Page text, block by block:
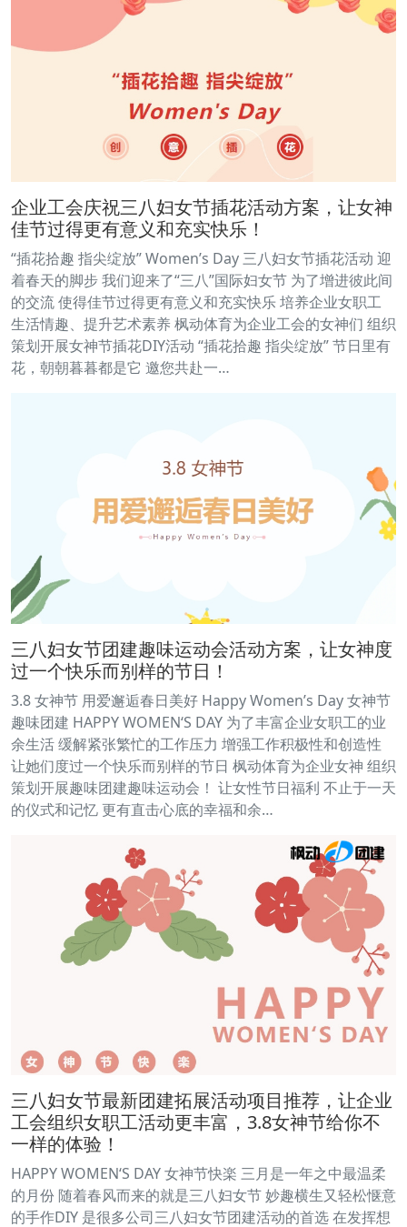
企业工会庆祝三八妇女节插花活动方案，让女神
佳节过得更有意义和充实快乐！
“插花拾趣 指尖绽放” Women’s Day 三八妇女节插花活动 迎
着春天的脚步 我们迎来了“三八”国际妇女节 为了增进彼此间
的交流 使得佳节过得更有意义和充实快乐 培养企业女职工
生活情趣、提升艺术素养 枫动体育为企业工会的女神们 组织
策划开展女神节插花DIY活动 “插花拾趣 指尖绽放” 节日里有
花，朝朝暮暮都是它 邀您共赴一…
三八妇女节团建趣味运动会活动方案，让女神度
过一个快乐而别样的节日！
3.8 女神节 用爱邂逅春日美好 Happy Women’s Day 女神节
趣味团建 HAPPY WOMEN‘S DAY 为了丰富企业女职工的业
余生活 缓解紧张繁忙的工作压力 增强工作积极性和创造性
让她们度过一个快乐而别样的节日 枫动体育为企业女神 组织
策划开展趣味团建趣味运动会！ 让女性节日福利 不止于一天
的仪式和记忆 更有直击心底的幸福和余…
三八妇女节最新团建拓展活动项目推荐，让企业
工会组织女职工活动更丰富，3.8女神节给你不
一样的体验！
HAPPY WOMEN‘S DAY 女神节快楽 三月是一年之中最温柔
的月份 随着春风而来的就是三八妇女节 妙趣横生又轻松惬意
的手作DIY 是很多公司三八妇女节团建活动的首选 在发挥想